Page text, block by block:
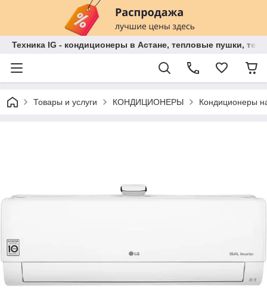
Техника IG - кондиционеры в Астане, тепловые пушки,
Товары и услуги КОНДИЦИОНЕРЫ Кондиционеры